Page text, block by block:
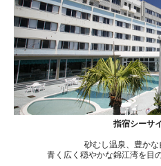
指宿シーサ
砂むし温泉、豊か
青く広く穏やかな錦江湾を目